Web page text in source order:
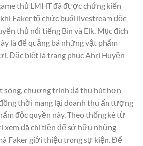
thủ LMHT đã được chứng kiến
Faker tổ chức buổi livestream độc
thủ nổi tiếng Bin và Elk. Mục đích
là để quảng bá những vật phẩm
Đặc biệt là trang phục Ahri Huyền
sóng, chương trình đã thu hút hơn
thời mang lại doanh thu ấn tượng
độc quyền này. Theo thống kê từ
xem đã chi tiền để sở hữu những
Faker giới thiệu trong sự kiện. Để